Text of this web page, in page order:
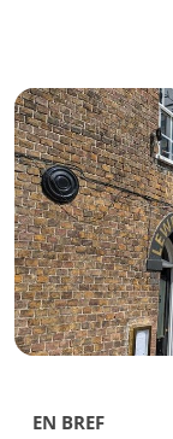
EN BREF